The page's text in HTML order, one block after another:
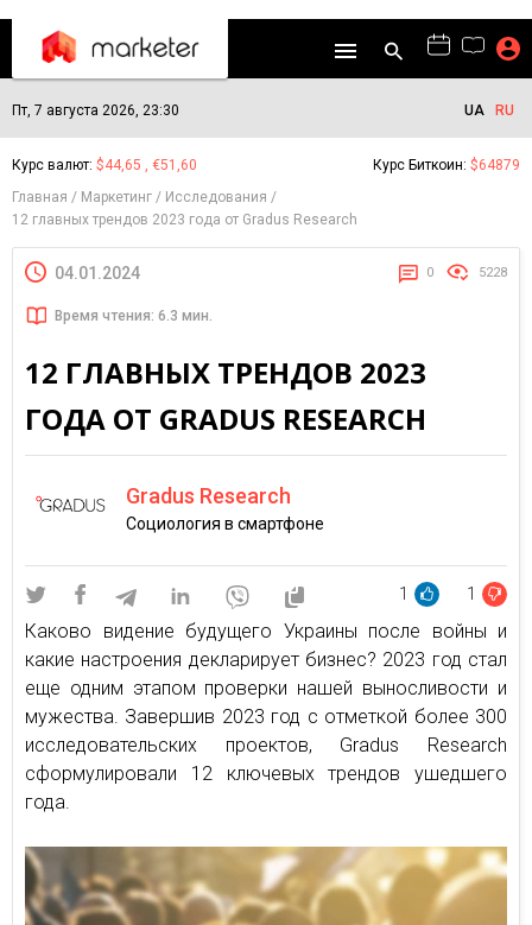
Пт, 7 августа 2026, 23:30 UA RU
Курс валют: $44,65 , €51,60 Курс Биткоин: $64879
Главная
Маркетинг
Исследования
12 главных трендов 2023 года от Gradus Research
04.01.2024 0 5228
Время чтения: 6.3 мин.
12 ГЛАВНЫХ ТРЕНДОВ 2023
ГОДА ОТ GRADUS RESEARCH
Gradus Research
Социология в смартфоне
1 1
Каково видение будущего Украины после войны и
какие настроения декларирует бизнес? 2023 год стал
еще одним этапом проверки нашей выносливости и
мужества. Завершив 2023 год с отметкой более 300
исследовательских проектов, Gradus Research
сформулировали 12 ключевых трендов ушедшего
года.